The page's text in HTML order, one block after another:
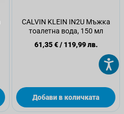
CALVIN KLEIN IN2U Мъжка
тоалетна вода, 150 мл
61,35 €/ 119,99 лв.
Добави в количката